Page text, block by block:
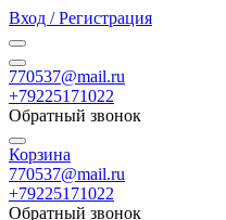
Вход / Регистрация
770537@mail.ru
+79225171022
Обратный звонок
Корзина
770537@mail.ru
+79225171022
Обратный звонок